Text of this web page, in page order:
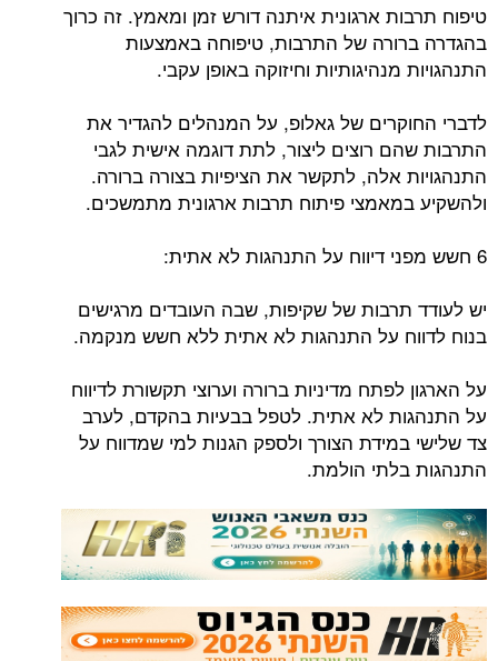
טיפוח תרבות ארגונית איתנה דורש זמן ומאמץ. זה כרוך
בהגדרה ברורה של התרבות, טיפוחה באמצעות
התנהגויות מנהיגותיות וחיזוקה באופן עקבי.
לדברי החוקרים של גאלופ, על המנהלים להגדיר את
התרבות שהם רוצים ליצור, לתת דוגמה אישית לגבי
התנהגויות אלה, לתקשר את הציפיות בצורה ברורה.
ולהשקיע במאמצי פיתוח תרבות ארגונית מתמשכים.
6 חשש מפני דיווח על התנהגות לא אתית:
יש לעודד תרבות של שקיפות, שבה העובדים מרגישים
בנוח לדווח על התנהגות לא אתית ללא חשש מנקמה.
על הארגון לפתח מדיניות ברורה וערוצי תקשורת לדיווח
על התנהגות לא אתית. לטפל בבעיות בהקדם, לערב
צד שלישי במידת הצורך ולספק הגנות למי שמדווח על
התנהגות בלתי הולמת.